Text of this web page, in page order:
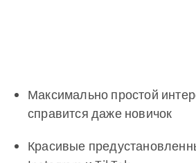
Максимально простой
справится даже новичок
Красивые